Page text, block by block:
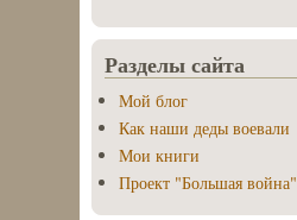
Разделы сайта
Мой блог
Как наши деды воевали
Мои книги
Проект "Большая война"